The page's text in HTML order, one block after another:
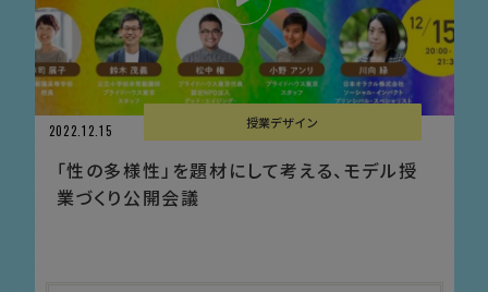
2022.12.15
授業デザイン
「性の多様性」を題材にして考える、モデル授
業づくり公開会議